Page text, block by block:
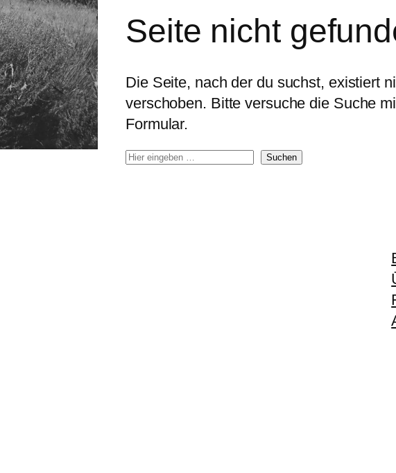
Seite nicht
Die Seite, nach der du suchst, existiert
verschoben. Bitte versuche die Suche
Formular.
S
Suchen